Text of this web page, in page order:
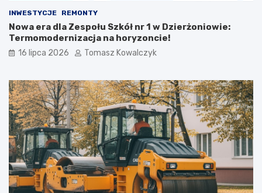
INWESTYCJE REMONTY
Nowa era dla Zespołu Szkół nr 1 w Dzierżoniowie:
Termomodernizacja na horyzoncie!
16 lipca 2026 Tomasz Kowalczyk